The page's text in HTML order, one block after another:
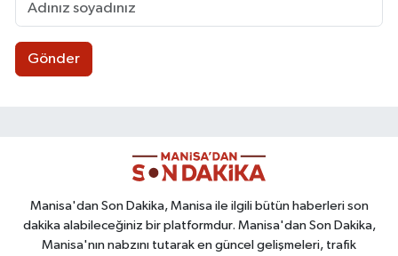
Gönder
Manisa'dan Son Dakika, Manisa ile ilgili bütün haberleri son
dakika alabileceğiniz bir platformdur. Manisa'dan Son Dakika,
Manisa'nın nabzını tutarak en güncel gelişmeleri, trafik